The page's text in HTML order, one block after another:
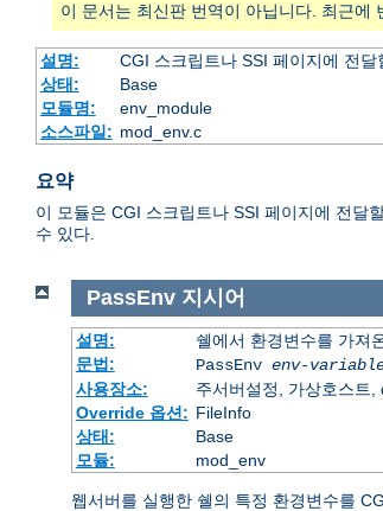
이 문서는 최신판 번역이 아닙니다. 최근에
설명:
CGI 스크립트나 SSI 페이지에 전
상태:
Base
모듈명:
env_module
소스파일: mod_env.c
요약
이 모듈은 CGI 스크립트나 SSI 페이지에 전달
수 있다.
PassEnv 지시어
설명:
쉘에서 환경변수를 가져
문법:
PassEnv env-
사용장소:
주서버설정, 가상호스트
Override 옵션: FileInfo
상태:
Base
모듈:
mod_env
웹서버를 실행한 쉘의 특정 환경변수를